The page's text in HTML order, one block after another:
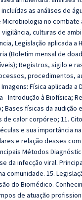
as análises de
no combate
culturas de
Legislação aplicada a
(Boletim mensal de
Registros, sigilo e
procedimentos,
Física aplicada a
Introdução à Biofísica;
físicas da audição
calor corpóreo; 11.
e sua importância
e relação desses
Métodos
da infecção viral.
comunidade. 15.
do Biomédico.
de atuação